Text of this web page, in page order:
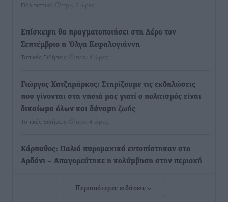
Πολιτιστικά πριν 3 ώρες
Επίσκεψη θα πραγματοποιήσει στη Λέρο τον
Σεπτέμβριο η Όλγα Κεφαλογιάννη
Τοπικές Ειδήσεις πριν 4 ώρες
Γιώργος Χατζημάρκος: Στηρίζουμε τις εκδηλώσεις
που γίνονται στα νησιά μας γιατί ο πολιτισμός είναι
δικαίωμα όλων και δύναμη ζωής
Τοπικές Ειδήσεις πριν 4 ώρες
Κάρπαθος: Παλιά πυρομαχικά εντοπίστηκαν στο
Αρδάνι – Απαγορεύτηκε η κολύμβηση στην περιοχή
Περισσότερες ειδήσεις